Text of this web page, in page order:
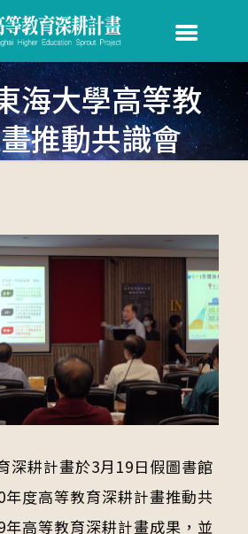
海大學高等教
推動共識會
深耕計畫於3月19日假圖書館
年度高等教育深耕計畫推動共
高等教育深耕計畫成果，並